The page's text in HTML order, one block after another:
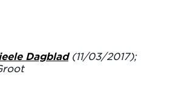
Dagblad(11/03/2017);